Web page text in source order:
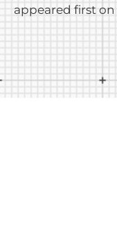
appeared first on